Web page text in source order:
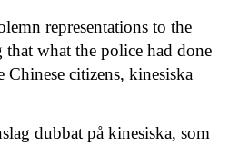
representations to the
what the police had done
Chinese citizens, kinesiska
dubbat på kinesiska, som